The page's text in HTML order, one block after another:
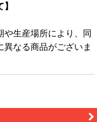
や生産場所により、同
なる商品がございま